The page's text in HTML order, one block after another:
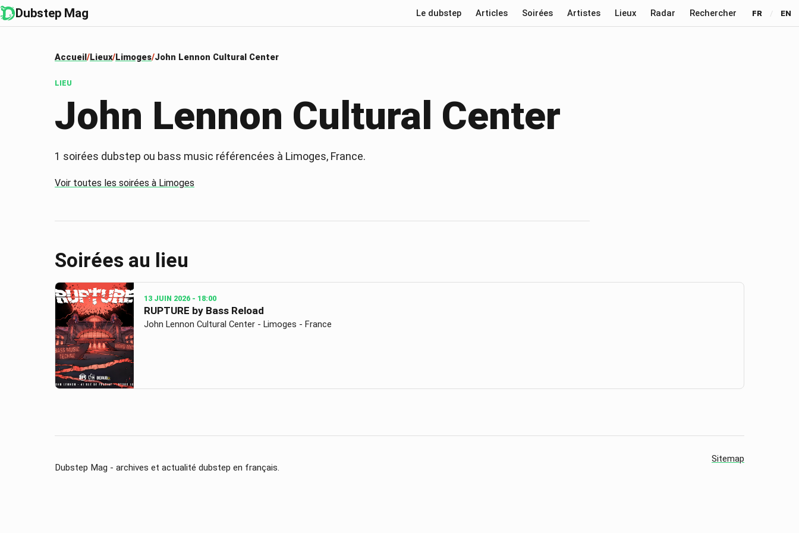
Dubstep Mag Le dubstep Articles Soirées Artistes Lieux Radar Rechercher FR / EN
Accueil Lieux Limoges John Lennon Cultural Center
LIEU
John Lennon Cultural Center
1 soirées dubstep ou bass music référencées à Limoges, France.
Voir toutes les soirées à Limoges
Soirées au lieu
13 JUIN 2026 - 18:00
RUPTURE by Bass Reload
John Lennon Cultural Center - Limoges - France
Dubstep Mag - archives et actualité dubstep en français.
Sitemap